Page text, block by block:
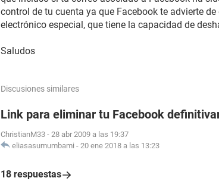
control de tu cuenta ya que Facebook te advierte
electrónico especial, que tiene la capacidad de
Saludos
Discusiones similares
Link para eliminar tu Facebook
ChristianM33 - 28 abr 2009 a las 19:37
eliasasumumbami - 20 ene 2018 a las 13:23
18 respuestas